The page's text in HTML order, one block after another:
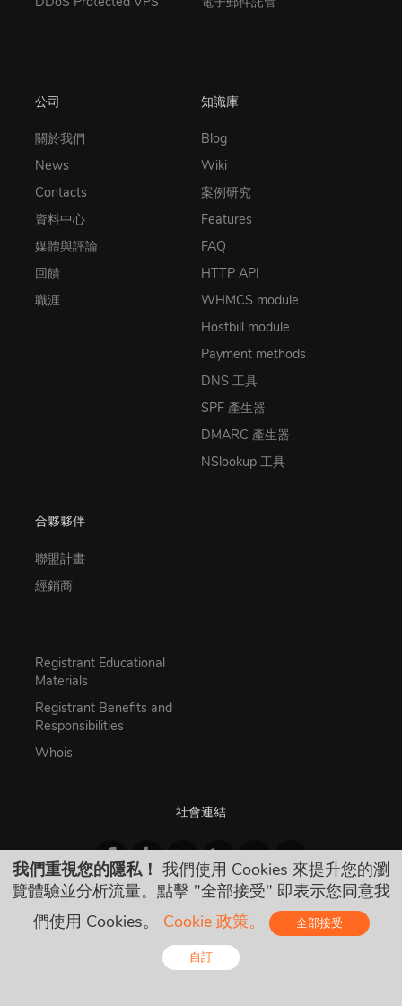
公司
關於我們
News
Contacts
資料中心
媒體與評論
回饋
職涯
知識庫
Blog
Wiki
案例研究
Features
FAQ
HTTP API
WHMCS module
Hostbill module
Payment methods
DNS 工具
SPF 產生器
DMARC 產生器
NSlookup 工具
合夥夥伴
聯盟計畫
經銷商
Registrant Educational
Materials
Registrant Benefits and
Responsibilities
Whois
社會連結
我們重視您的隱私！ 我們使用 Cookies 來提升您的瀏
覽體驗並分析流量。點擊 "全部接受" 即表示您同意我
們使用 Cookies。 Cookie 政策。 全部接受
自訂